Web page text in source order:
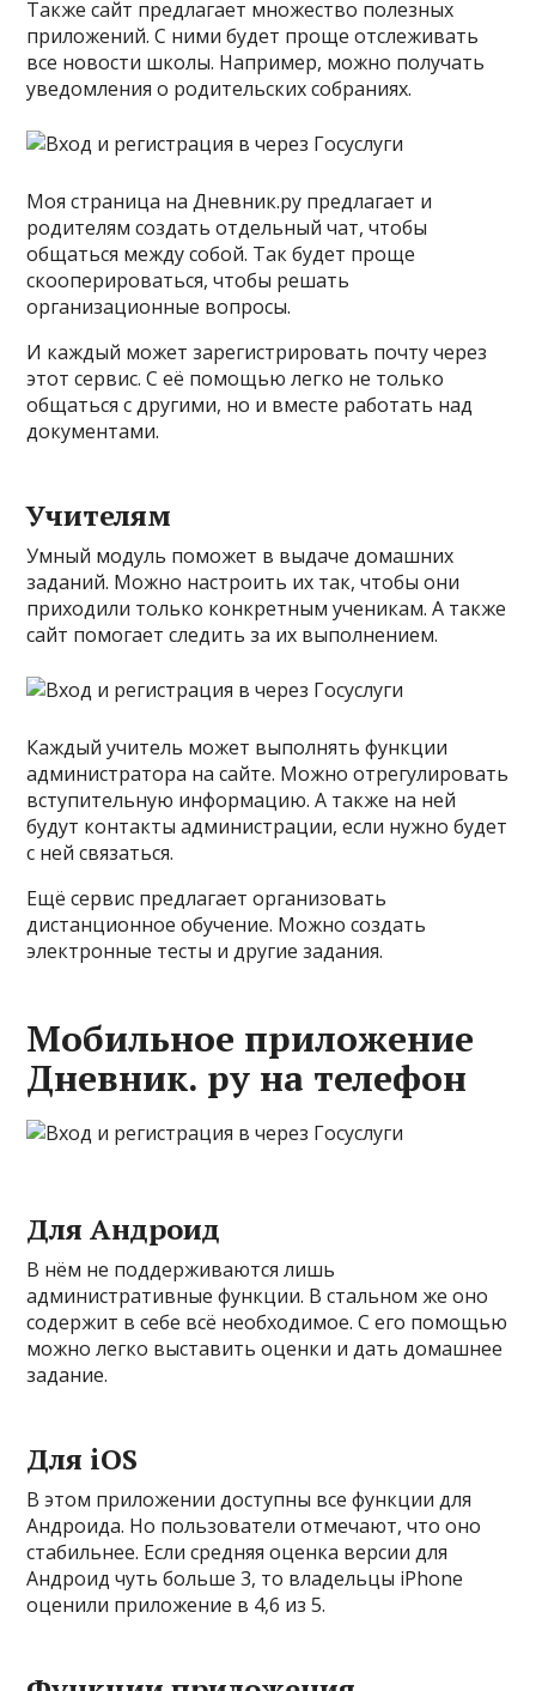
Также сайт предлагает множество полезных
приложений. С ними будет проще отслеживать
все новости школы. Например, можно получать
уведомления о родительских собраниях.
Моя страница на Дневник.ру предлагает и
родителям создать отдельный чат, чтобы
общаться между собой. Так будет проще
скооперироваться, чтобы решать
организационные вопросы.
И каждый может зарегистрировать почту через
этот сервис. С её помощью легко не только
общаться с другими, но и вместе работать над
документами.
Учителям
Умный модуль поможет в выдаче домашних
заданий. Можно настроить их так, чтобы они
приходили только конкретным ученикам. А также
сайт помогает следить за их выполнением.
Каждый учитель может выполнять функции
администратора на сайте. Можно отрегулировать
вступительную информацию. А также на ней
будут контакты администрации, если нужно будет
с ней связаться.
Ещё сервис предлагает организовать
дистанционное обучение. Можно создать
электронные тесты и другие задания.
Мобильное приложение
Дневник. ру на телефон
Для Андроид
В нём не поддерживаются лишь
административные функции. В стальном же оно
содержит в себе всё необходимое. С его помощью
можно легко выставить оценки и дать домашнее
задание.
Для iOS
В этом приложении доступны все функции для
Андроида. Но пользователи отмечают, что оно
стабильнее. Если средняя оценка версии для
Андроид чуть больше 3, то владельцы iPhone
оценили приложение в 4,6 из 5.